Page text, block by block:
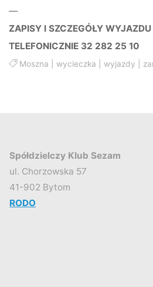
—
ZAPISY I SZCZEGÓŁY
TELEFONICZNIE 32 282 25 10
Moszna wycieczka wyjazdy
Spółdzielczy Klub Sezam
ul. Chorzowska 57
41-902 Bytom
RODO